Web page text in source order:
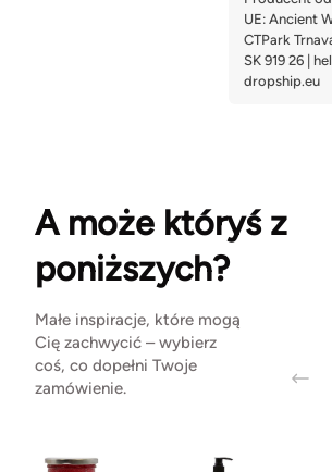
A może któryś z
poniższych?
Małe inspiracje, które mogą
Cię zachwycić – wybierz
coś, co dopełni Twoje
zamówienie.